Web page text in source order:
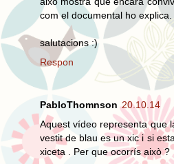
com el documental ho explica.
salutacions :)
Respon
PabloThomnson 20.10.14
Aquest vídeo representa que
vestit de blau es un xic i si
xiceta . Per que ocorrís això ?